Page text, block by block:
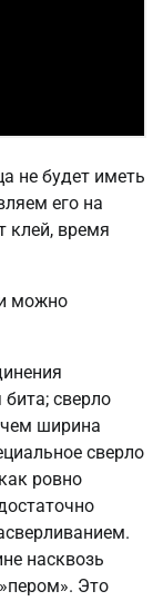
не будет иметь
его на
клей, время
можно
сверло
ширина
сверло
ровно
насквозь
Это